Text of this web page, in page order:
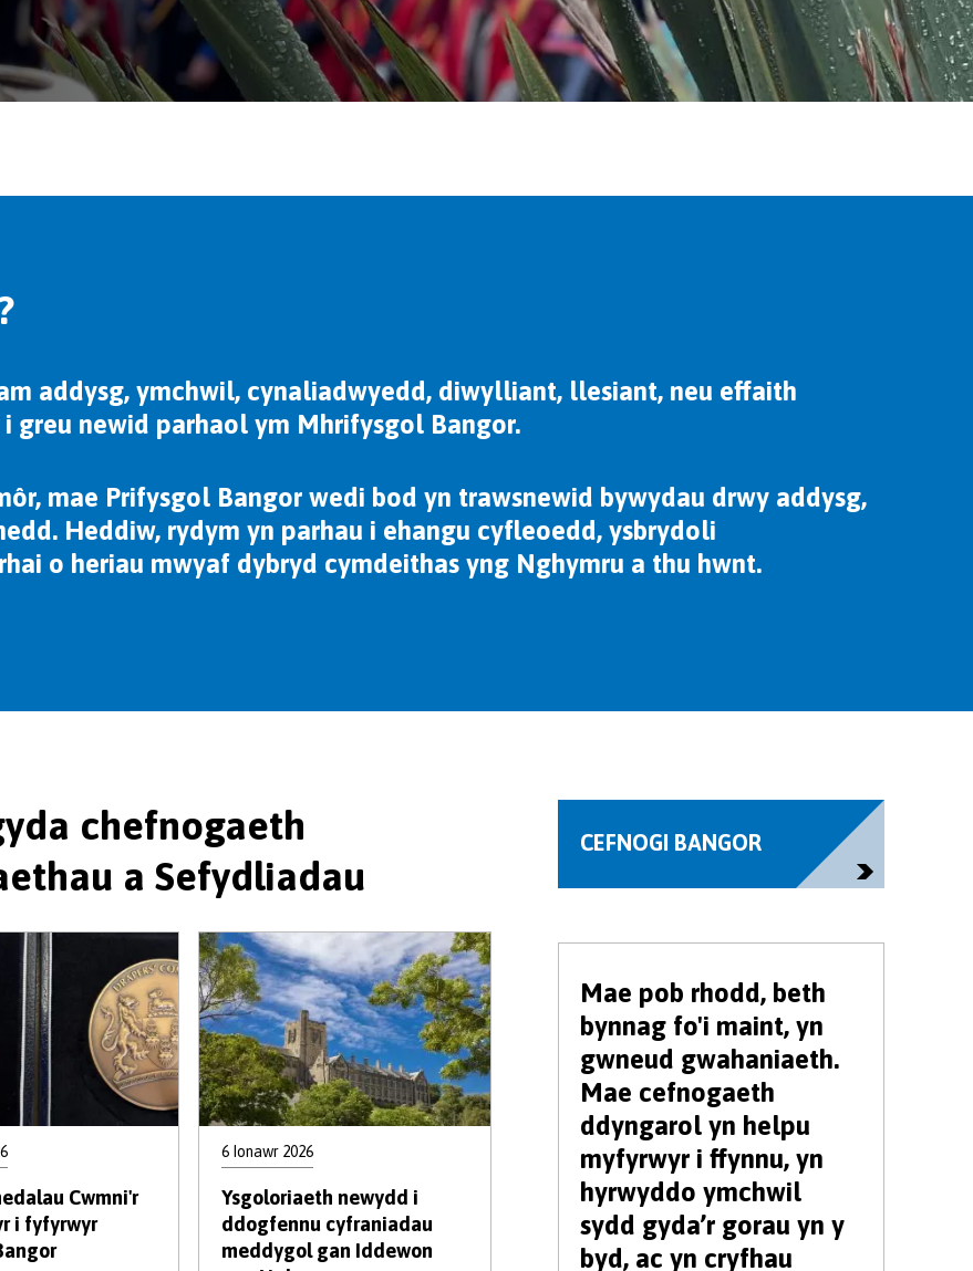
addysg, ymchwil, cynaliadwyedd, diwylliant, llesiant, neu effaith
newid parhaol ym Mhrifysgol Bangor.
mae Prifysgol Bangor wedi bod yn trawsnewid bywydau drwy addysg,
Heddiw, rydym yn parhau i ehangu cyfleoedd, ysbrydoli
o heriau mwyaf dybryd cymdeithas yng Nghymru a thu hwnt.
chefnogaeth
a Sefydliadau
Cwmni'r
i fyfyrwyr
6 Ionawr 2026
Ysgoloriaeth newydd i
ddogfennu cyfraniadau
meddygol gan Iddewon
CEFNOGI BANGOR
Mae pob rhodd, beth
bynnag fo'i maint, yn
gwneud gwahaniaeth.
Mae cefnogaeth
ddyngarol yn helpu
myfyrwyr i ffynnu, yn
hyrwyddo ymchwil
sydd gyda’r gorau yn y
byd, ac yn cryfhau